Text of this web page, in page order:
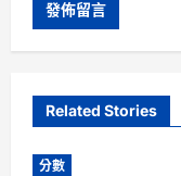
Related Stories
分數